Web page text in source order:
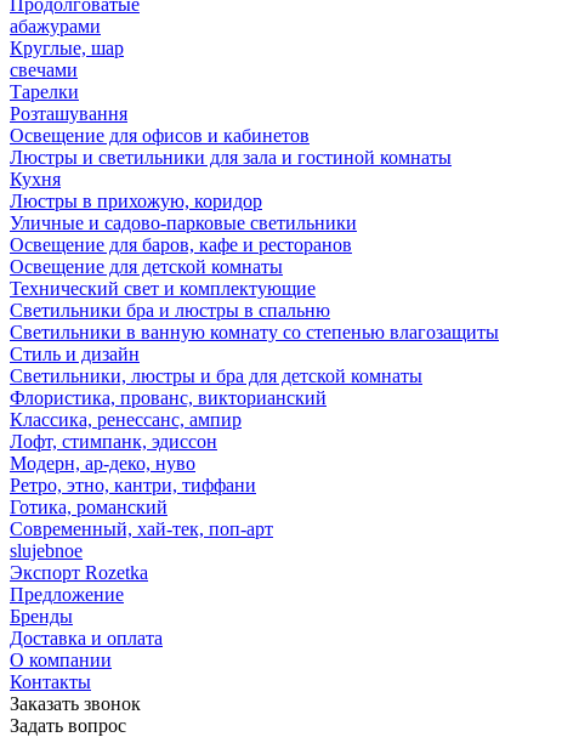
Продолговатые
абажурами
Круглые, шар
свечами
Тарелки
Розташування
Освещение для офисов и кабинетов
Люстры и светильники для зала и гостиной комнаты
Кухня
Люстры в прихожую, коридор
Уличные и садово-парковые светильники
Освещение для баров, кафе и ресторанов
Освещение для детской комнаты
Технический свет и комплектующие
Светильники бра и люстры в спальню
Светильники в ванную комнату со степенью влагозащиты
Стиль и дизайн
Светильники, люстры и бра для детской комнаты
Флористика, прованс, викторианский
Классика, ренессанс, ампир
Лофт, стимпанк, эдиссон
Модерн, ар-деко, нуво
Ретро, этно, кантри, тиффани
Готика, романский
Современный, хай-тек, поп-арт
slujebnoe
Экспорт Rozetka
Предложение
Бренды
Доставка и оплата
О компании
Контакты
Заказать звонок
Задать вопрос